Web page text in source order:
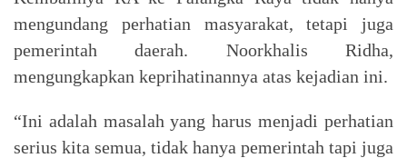
mengundang perhatian masyarakat, tetapi juga
pemerintah daerah. Noorkhalis Ridha,
mengungkapkan keprihatinannya atas kejadian ini.
“Ini adalah masalah yang harus menjadi perhatian
serius kita semua, tidak hanya pemerintah tapi juga